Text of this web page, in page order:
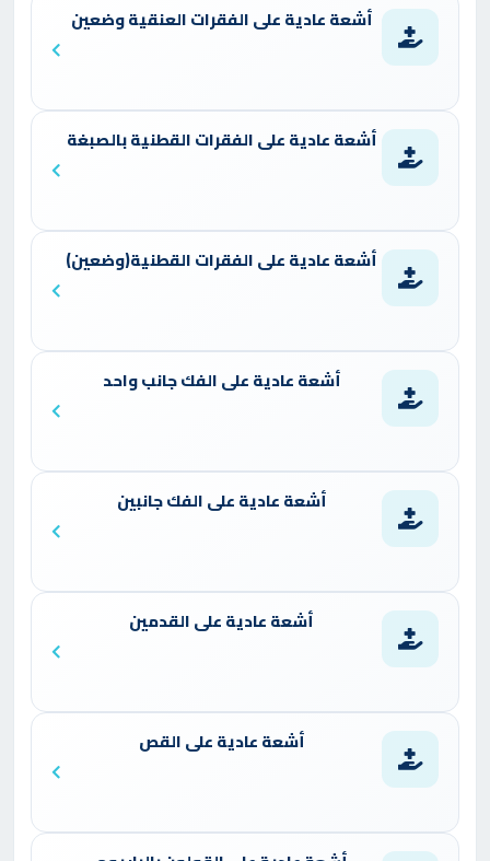
أشعة عادية على الفقرات العنقية وضعين
أشعة عادية على الفقرات القطنية بالصبغة
أشعة عادية على الفقرات القطنية(وضعين)
أشعة عادية على الفك جانب واحد
أشعة عادية على الفك جانبين
أشعة عادية على القدمين
أشعة عادية على القص